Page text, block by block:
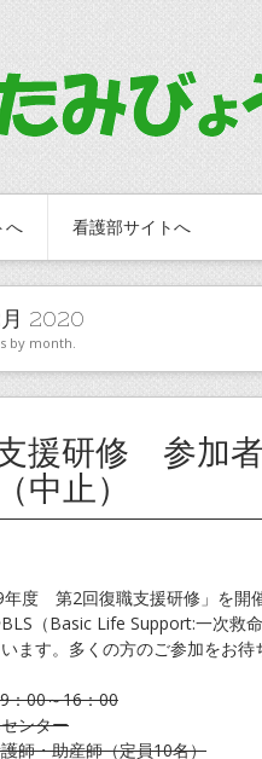
へ 看護部サイトへ
2020
by month.
援研修 参加
止）
度 第2回復職支援研修」を開
（Basic Life Support:一次救
ます。多くの方のご参加をお待
：00～16：00
ンター
師・助産師（定員10名）